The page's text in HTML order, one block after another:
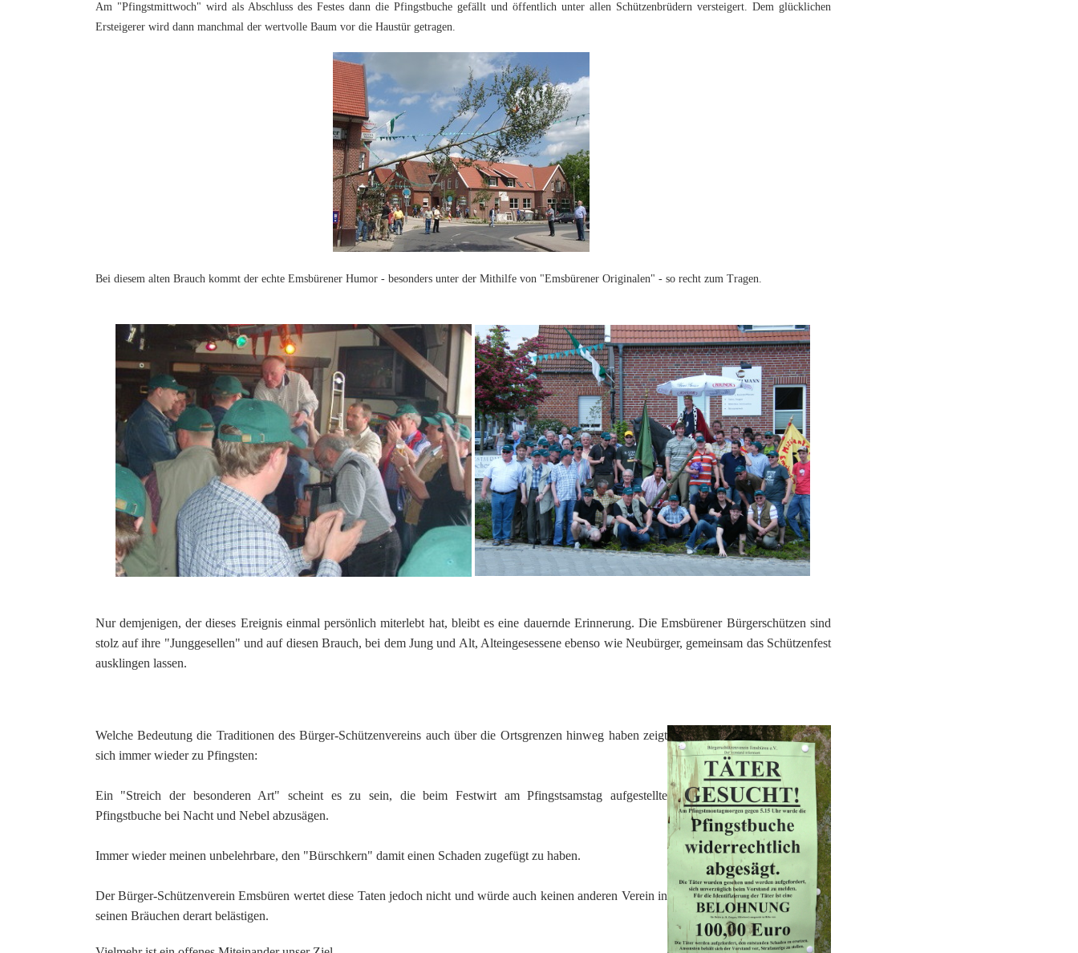
Am "Pfingstmittwoch" wird als Abschluss des Festes dann die Pfingstbuche gefällt und öffentlich unter allen Schützenbrüdern versteigert. Dem glücklichen
Ersteigerer wird dann manchmal der wertvolle Baum vor die Haustür getragen.
Bei diesem alten Brauch kommt der echte Emsbürener Humor - besonders unter der Mithilfe von "Emsbürener Originalen" - so recht zum Tragen.
Nur demjenigen, der dieses Ereignis einmal persönlich miterlebt hat, bleibt es eine dauernde Erinnerung. Die Emsbürener Bürgerschützen sind
stolz auf ihre "Junggesellen" und auf diesen Brauch, bei dem Jung und Alt, Alteingesessene ebenso wie Neubürger, gemeinsam das Schützenfest
ausklingen lassen.
Welche Bedeutung die Traditionen des Bürger-Schützenvereins auch über die Ortsgrenzen hinweg haben zeigt
sich immer wieder zu Pfingsten:
Ein "Streich der besonderen Art" scheint es zu sein, die beim Festwirt am Pfingstsamstag aufgestellte
Pfingstbuche bei Nacht und Nebel abzusägen.
Immer wieder meinen unbelehrbare, den "Bürschkern" damit einen Schaden zugefügt zu haben.
Der Bürger-Schützenverein Emsbüren wertet diese Taten jedoch nicht und würde auch keinen anderen Verein in
seinen Bräuchen derart belästigen.